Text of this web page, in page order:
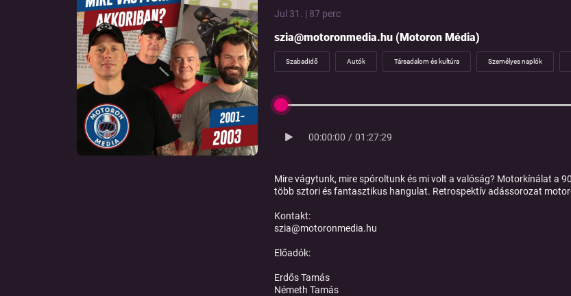
Jul 31. | 87 perc
szia@motoronmedia.hu (Motoron Média)
Szabadidő Autók Társadalom és kultúra Személyes naplók
00:00:00 / 01:27:29
Mire vágytunk, mire spóroltunk és mi volt a valóság? Motorkínálat a
több sztori és fantasztikus hangulat. Retrospektív adássorozat
Kontakt:
szia@motoronmedia.hu
Előadók:
Erdős Tamás
Németh Tamás